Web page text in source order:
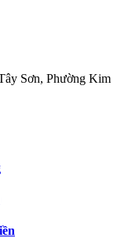
Sơn, Phường Kim